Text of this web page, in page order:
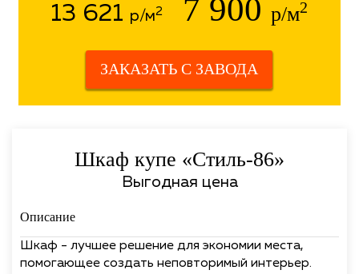
13 621 р/м2 7 900р/м2
ЗАКАЗАТЬ С ЗАВОДА
Шкаф купе «Стиль-86»
Выгодная цена
Описание
Шкаф - лучшее решение для экономии места,
помогающее создать неповторимый интерьер.